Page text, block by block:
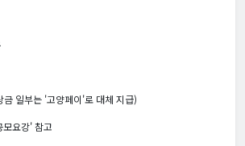
일부는 '고양페이'로 대체 지급)
요강' 참고